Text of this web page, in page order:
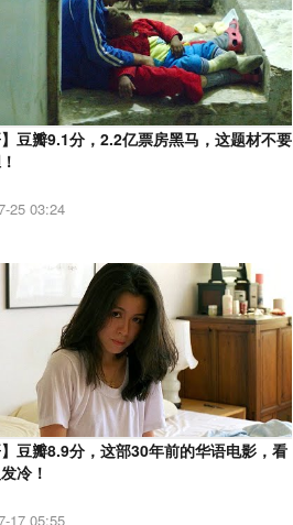
】豆瓣9.1分，2.2亿票房黑马，这题材不要
25 03:24
】豆瓣8.9分，这部30年前的华语电影，看
冷！
17 05:55